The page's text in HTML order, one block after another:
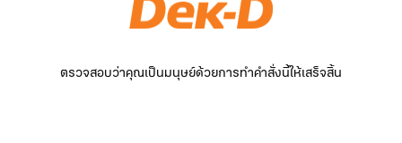
ตรวจสอบว่าคุณเป็นมนุษย์ด้วยการทำคำสั่งนี้ให้เสร็จสิ้น